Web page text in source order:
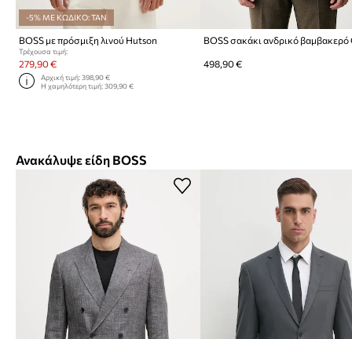
-5% ΜΕ ΚΩΔΙΚΟ: TAN
BOSS με πρόσμιξη λινού Hutson
Τρέχουσα τιμή:
279,90 €
Αρχική τιμή:398,90 €
Η χαμηλότερη τιμή:309,90 €
498,90 €
Ανακάλυψε είδη BOSS